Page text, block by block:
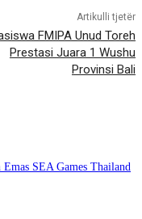
Artikulli tjetër
FMIPA Unud Toreh
Prestasi Juara 1 Wushu
Provinsi Bali
SEA Games Thailand